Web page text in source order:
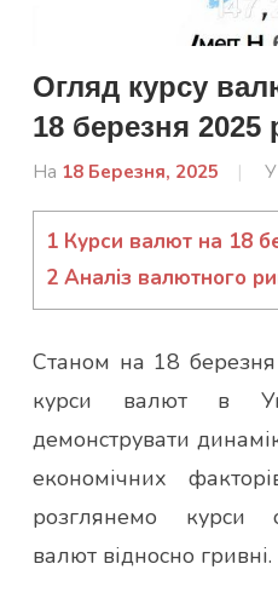
Огляд курсу
18 березня 2025
На 18 Березня, 2025 У
1 Курси валют на 18
2 Аналіз валютного
Станом на 18 березня
курси валют в
демонструвати
економічних
розглянемо курси
валют відносно гривні.